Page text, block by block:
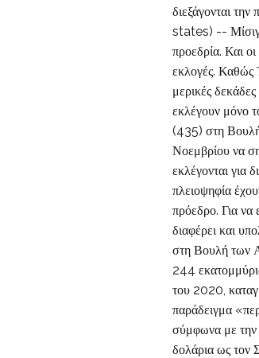
διεξάγονται
states) --
προεδρία. Και
εκλογές. Καθώς
μερικές
εκλέγουν μόνο
(435) στη Βουλή
Νοεμβρίου να
εκλέγονται για
πλειοψηφία
πρόεδρο. Για να
διαφέρει και
στη Βουλή των
244
του 2020,
παράδειγμα
σύμφωνα με την
δολάρια ως τον